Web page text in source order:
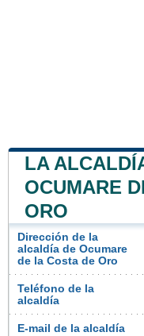
LA
OCUMARE
ORO
Dirección de la
alcaldía de Ocumare
de la Costa de Oro
Teléfono de la
alcaldía
E-mail de la alcaldía